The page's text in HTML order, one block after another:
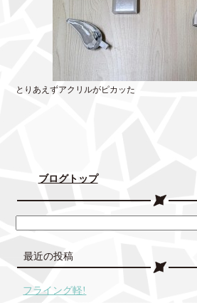
とりあえずアクリルがピカッた
ブログトップ
最近の投稿
フライング軽!